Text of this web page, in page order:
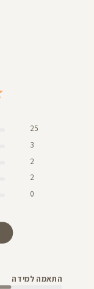
25
3
2
2
0
התאמה למידה